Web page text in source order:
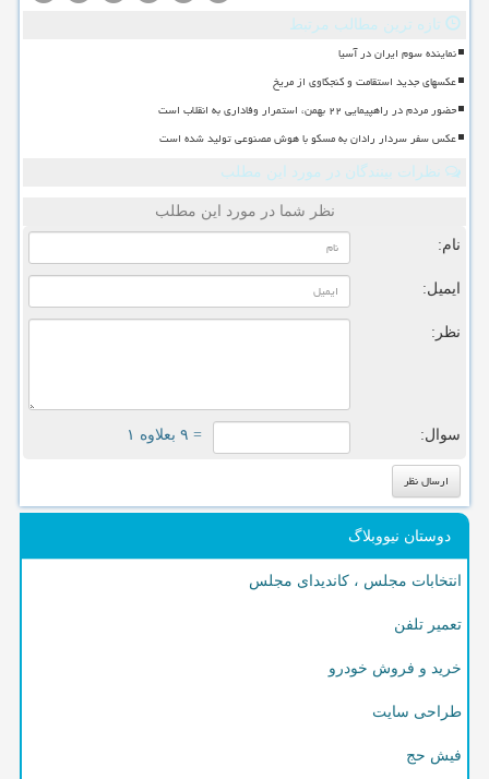
تازه ترین مطالب مرتبط
نماینده سوم ایران در آسیا
عکسهای جدید استقامت و کنجکاوی از مریخ
حضور مردم در راهپیمایی ۲۲ بهمن، استمرار وفاداری به انقلاب است
عکس سفر سردار رادان به مسکو با هوش مصنوعی تولید شده است
نظرات بینندگان در مورد این مطلب
نظر شما در مورد این مطلب
نام:
ایمیل:
نظر:
سوال: = ۹ بعلاوه ۱
دوستان نیووبلاگ
انتخابات مجلس ، کاندیدای مجلس
تعمیر تلفن
خرید و فروش خودرو
طراحی سایت
فیش حج